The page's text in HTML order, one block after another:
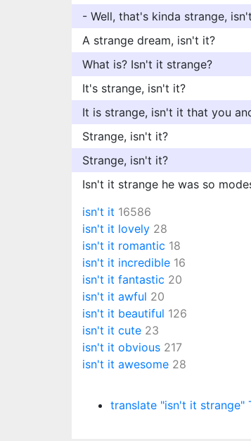
- Well, that's kinda strange,
A strange dream, isn't it?
What is? Isn't it strange?
It's strange, isn't it?
It is strange, isn't it that you
Strange, isn't it?
Strange, isn't it?
Isn't it strange he was so
isn't it 16586
isn't it lovely 28
isn't it romantic 18
isn't it incredible 16
isn't it fantastic 20
isn't it awful 20
isn't it beautiful 126
isn't it cute 23
isn't it obvious 217
isn't it awesome 28
translate "isn't it strange"